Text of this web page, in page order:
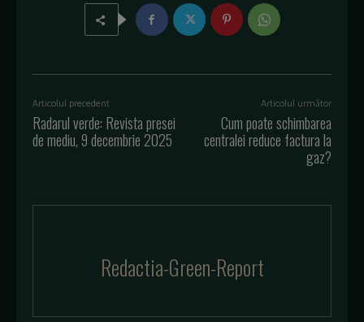
Articolul precedent
Radarul verde: Revista presei
de mediu, 9 decembrie 2025
Articolul următor
Cum poate schimbarea
centralei reduce factura la
gaz?
Redactia-Green-Report